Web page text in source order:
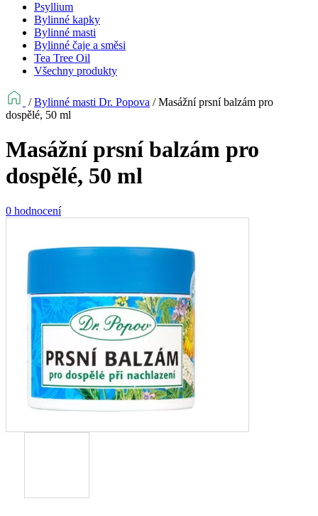
Psyllium
Bylinné kapky
Bylinné masti
Bylinné čaje a směsi
Tea Tree Oil
Všechny produkty
/Bylinné masti Dr. Popova /Masážní prsní balzám pro
dospělé, 50 ml
Masážní prsní balzám pro
dospělé, 50 ml
0 hodnocení